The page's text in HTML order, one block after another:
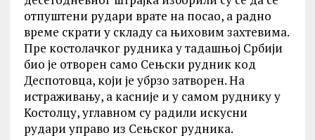
отпуштени рудари врате на посао, а радно
време скрати у складу са њиховим захтевима.
Пре костолачког рудника у тадашњој Србији
био је отворен само Сењски рудник код
Деспотовца, који је убрзо затворен. На
истраживању, а касније и у самом руднику у
Костолцу, углавном су радили искусни
рудари управо из Сењског рудника.